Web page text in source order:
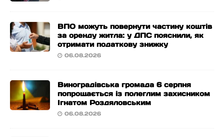
ВПО можуть повернути частину коштів
за оренду житла: у ДПС пояснили, як
отримати податкову знижку
06.08.2026
Виноградівська громада 6 серпня
попрощається із полеглим захисником
Ігнатом Роздяловським
06.08.2026